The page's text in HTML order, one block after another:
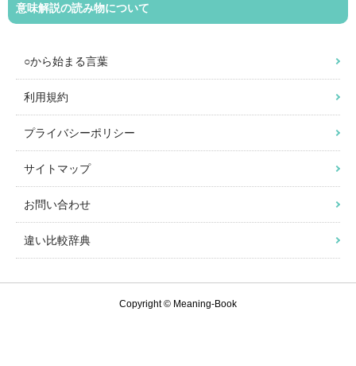
意味解説の読み物について
○から始まる言葉
利用規約
プライバシーポリシー
サイトマップ
お問い合わせ
違い比較辞典
Copyright © Meaning-Book